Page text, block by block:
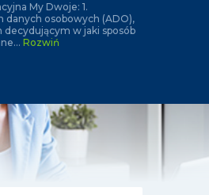
My Dwoje: 1.
danych osobowych (ADO),
w jaki sposób
... Rozwiń